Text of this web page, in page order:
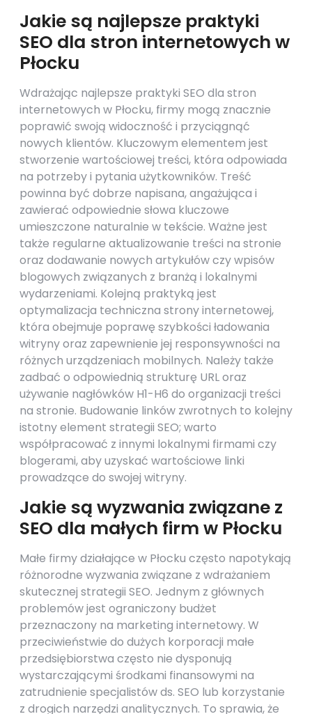
Jakie są najlepsze praktyki
SEO dla stron internetowych w
Płocku
Wdrażając najlepsze praktyki SEO dla stron
internetowych w Płocku, firmy mogą znacznie
poprawić swoją widoczność i przyciągnąć
nowych klientów. Kluczowym elementem jest
stworzenie wartościowej treści, która odpowiada
na potrzeby i pytania użytkowników. Treść
powinna być dobrze napisana, angażująca i
zawierać odpowiednie słowa kluczowe
umieszczone naturalnie w tekście. Ważne jest
także regularne aktualizowanie treści na stronie
oraz dodawanie nowych artykułów czy wpisów
blogowych związanych z branżą i lokalnymi
wydarzeniami. Kolejną praktyką jest
optymalizacja techniczna strony internetowej,
która obejmuje poprawę szybkości ładowania
witryny oraz zapewnienie jej responsywności na
różnych urządzeniach mobilnych. Należy także
zadbać o odpowiednią strukturę URL oraz
używanie nagłówków H1-H6 do organizacji treści
na stronie. Budowanie linków zwrotnych to kolejny
istotny element strategii SEO; warto
współpracować z innymi lokalnymi firmami czy
blogerami, aby uzyskać wartościowe linki
prowadzące do swojej witryny.
Jakie są wyzwania związane z
SEO dla małych firm w Płocku
Małe firmy działające w Płocku często napotykają
różnorodne wyzwania związane z wdrażaniem
skutecznej strategii SEO. Jednym z głównych
problemów jest ograniczony budżet
przeznaczony na marketing internetowy. W
przeciwieństwie do dużych korporacji małe
przedsiębiorstwa często nie dysponują
wystarczającymi środkami finansowymi na
zatrudnienie specjalistów ds. SEO lub korzystanie
z drogich narzędzi analitycznych. To sprawia, że